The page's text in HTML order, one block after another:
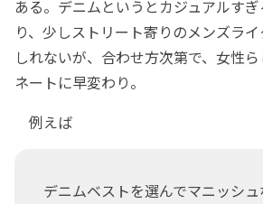
ある。デニムというとカジュアルす
り、少しストリート寄りのメンズラ
しれないが、合わせ方次第で、女性
ネートに早変わり。
例えば
デニムベストを選んでマニッシ